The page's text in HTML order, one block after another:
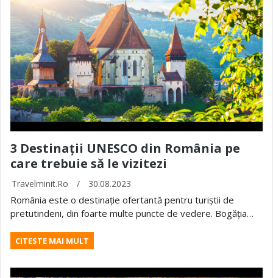
3 Destinații UNESCO din România pe
care trebuie să le vizitezi
Travelminit.ro / 30.08.2023
România este o destinație ofertantă pentru turiștii de
pretutindeni, din foarte multe puncte de vedere. Bogăția…
CITESTE MAI MULT